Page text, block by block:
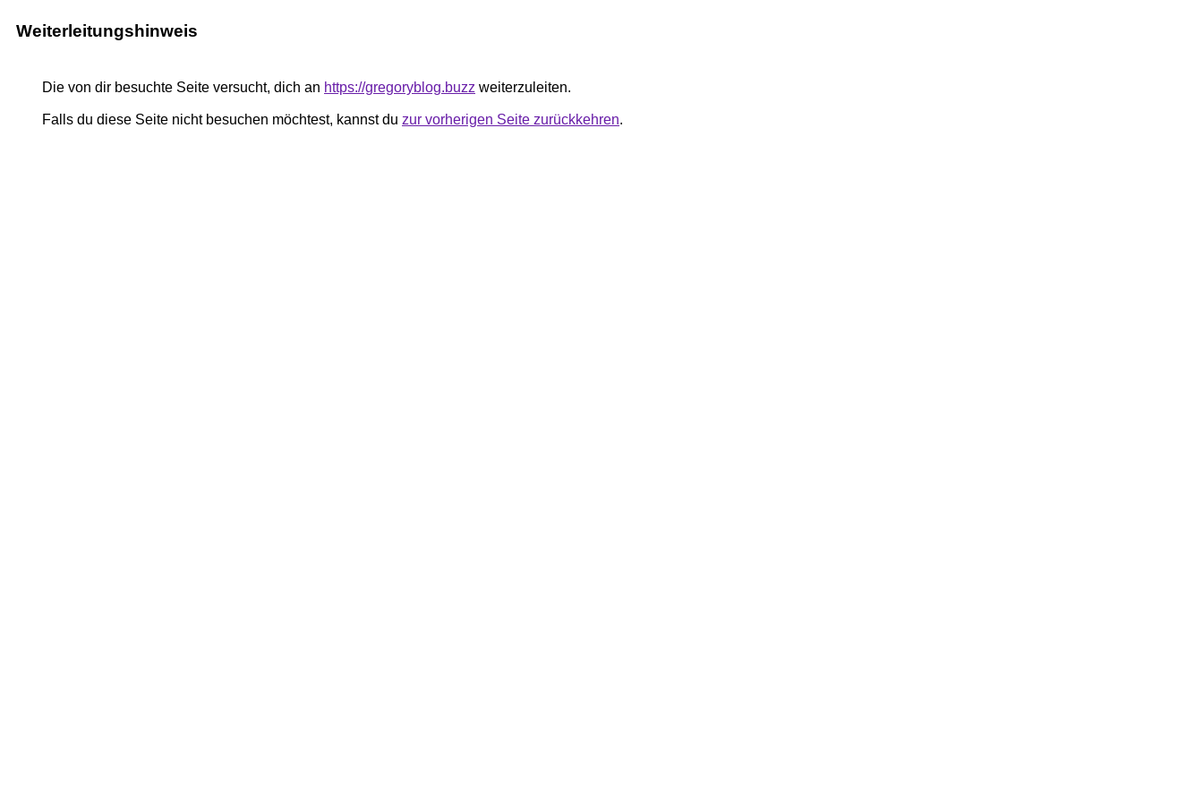
Weiterleitungshinweis
Die von dir besuchte Seite versucht, dich an https://gregoryblog.buzz weiterzuleiten.
Falls du diese Seite nicht besuchen möchtest, kannst du zur vorherigen Seite zurückkehren.